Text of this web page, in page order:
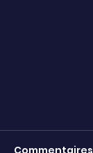
Commentaires